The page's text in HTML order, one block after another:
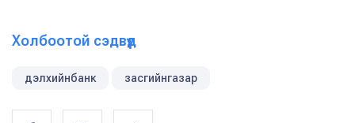
Холбоотой сэдвүүд
дэлхийнбанк засгийнгазар